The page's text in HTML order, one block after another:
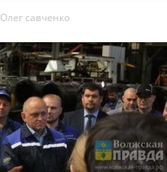
Олег савченко